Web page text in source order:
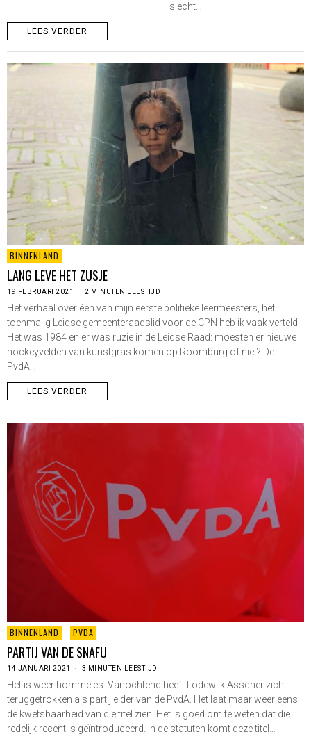
slecht…
LEES VERDER
BINNENLAND
LANG LEVE HET ZUSJE
19 FEBRUARI 2021 2 MINUTEN LEESTIJD
Het verhaal over één van mijn eerste politieke leermeesters, het
toenmalig Leidse gemeenteraadslid voor de CPN heb ik vaak verteld.
Het was 1984 en er was ruzie in de Leidse Raad: moesten er nieuwe
hockeyvelden van kunstgras komen op Roomburg of niet? De
PvdA…
LEES VERDER
BINNENLAND · PVDA
PARTIJ VAN DE SNAFU
14 JANUARI 2021 3 MINUTEN LEESTIJD
Het is weer hommeles. Vanochtend heeft Lodewijk Asscher zich
teruggetrokken als partijleider van de PvdA. Het laat maar weer eens
de kwetsbaarheid van die titel zien. Het is goed om te weten dat die
redelijk recent is geïntroduceerd. In de statuten komt deze titel…